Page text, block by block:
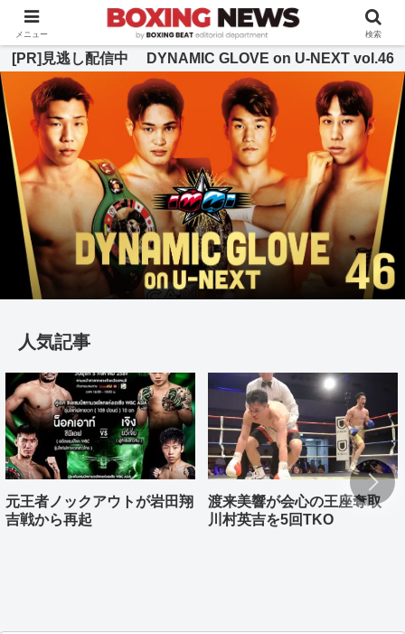
BOXING BEAT [ボクシング・ビート] 公式サイト
[PR]見逃し配信中 DYNAMIC GLOVE on U-NEXT vol.46
人気記事
元王者ノックアウトが岩田翔
吉戦から再起
渡来美響が会心の王座奪取
川村英吉を5回TKO
メニュー 検索